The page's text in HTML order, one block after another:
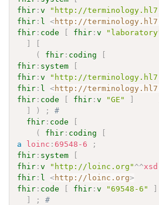
fhir :v
"http://
fhir : l <http://
fhir : code [ fhir :v
]
[
(
fhir : coding
[
fhir : system
[
fhir :v
"http://
fhir : l <http://
fhir : code [ fhir :v "GE" ]
]
) ;
#
fhir : code
[
(
fhir : coding
[
a
loinc :69548-6
;
fhir : system
[
fhir :v "http://loinc.org" ^^xsd
fhir : l <http://loinc.org>
fhir : code [ fhir :v "69548-6" ]
]
;
#